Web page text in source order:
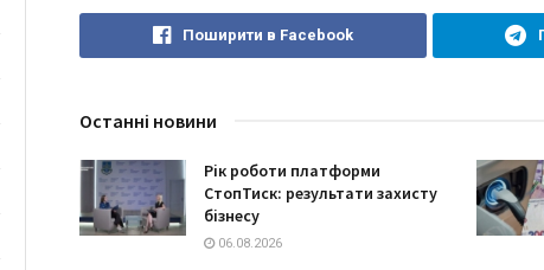
Поширити в Facebook
Останні новини
Рік роботи платформи
СтопТиск: результати захисту
бізнесу
06.08.2026